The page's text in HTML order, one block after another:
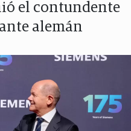
el contundente
alemán